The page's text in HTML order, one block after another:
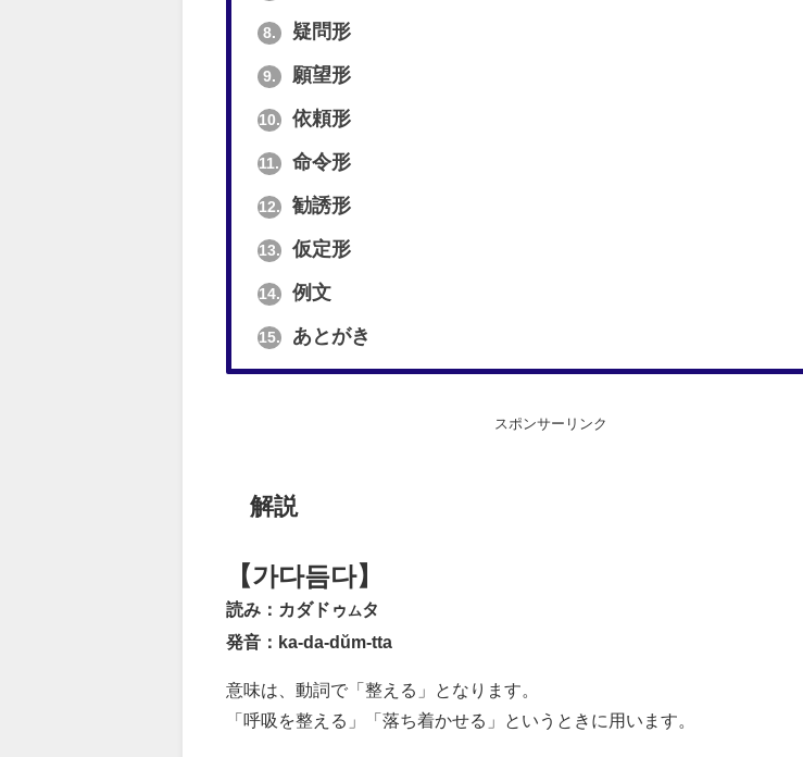
8. 疑問形
9. 願望形
10. 依頼形
11. 命令形
12. 勧誘形
13. 仮定形
14. 例文
15. あとがき
スポンサーリンク
解説
【가다듬다】
読み：カダドゥ ムタ
発音：ka-da-dŭm-tta
意味は、動詞で「整える」となります。
「呼吸を整える」「落ち着かせる」というときに用います。